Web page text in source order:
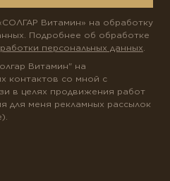
Витамин» на обработку
Подробнее об обработке
персональных данных
Витамин" на
контактов со мной с
в целях продвижения работ
для меня рекламных рассылок